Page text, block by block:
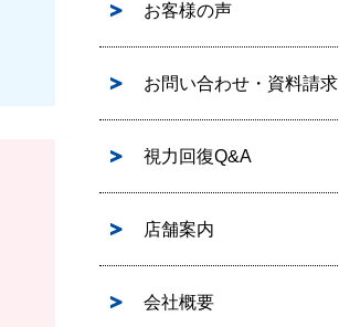
お客様の声
お問い合わせ・資料請求
視力回復Q&A
店舗案内
会社概要